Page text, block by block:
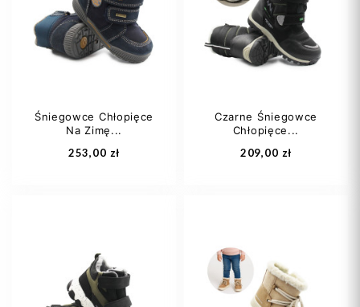
25
26
Dodaj do koszyka
25
26
Dodaj do koszyka
Śniegowce Chłopięce
Na Zimę...
253,00 zł
23
Czarne Śniegowce
Chłopięce...
209,00 zł
32 33